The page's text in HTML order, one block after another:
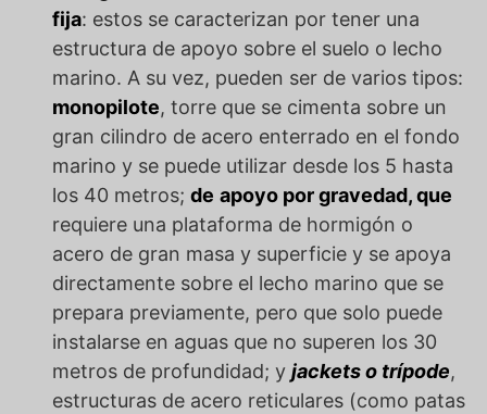
fija: estos se caracterizan por tener una
estructura de apoyo sobre el suelo o lecho
marino. A su vez, pueden ser de varios tipos:
monopilote, torre que se cimenta sobre un
gran cilindro de acero enterrado en el fondo
marino y se puede utilizar desde los 5 hasta
los 40 metros; de apoyo por gravedad, que
requiere una plataforma de hormigón o
acero de gran masa y superficie y se apoya
directamente sobre el lecho marino que se
prepara previamente, pero que solo puede
instalarse en aguas que no superen los 30
metros de profundidad; y jackets o trípode,
estructuras de acero reticulares (como patas